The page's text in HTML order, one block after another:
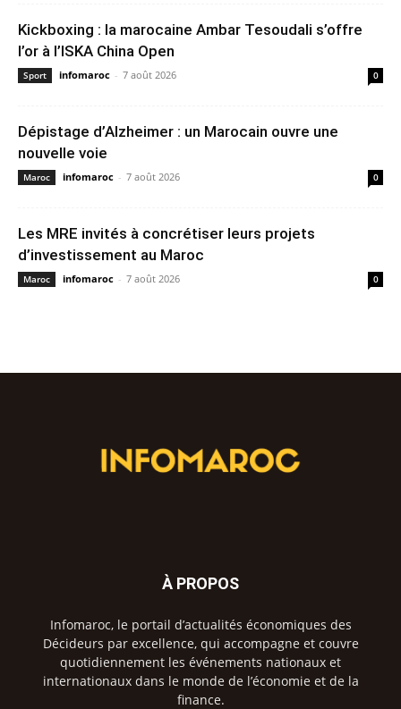
Kickboxing : la marocaine Ambar Tesoudali s’offre
l’or à l’ISKA China Open
Sport infomaroc - 7 août 2026 0
Dépistage d’Alzheimer : un Marocain ouvre une
nouvelle voie
Maroc infomaroc - 7 août 2026 0
Les MRE invités à concrétiser leurs projets
d’investissement au Maroc
Maroc infomaroc - 7 août 2026 0
À PROPOS
Infomaroc, le portail d’actualités économiques des
Décideurs par excellence, qui accompagne et couvre
quotidiennement les événements nationaux et
internationaux dans le monde de l’économie et de la
finance.